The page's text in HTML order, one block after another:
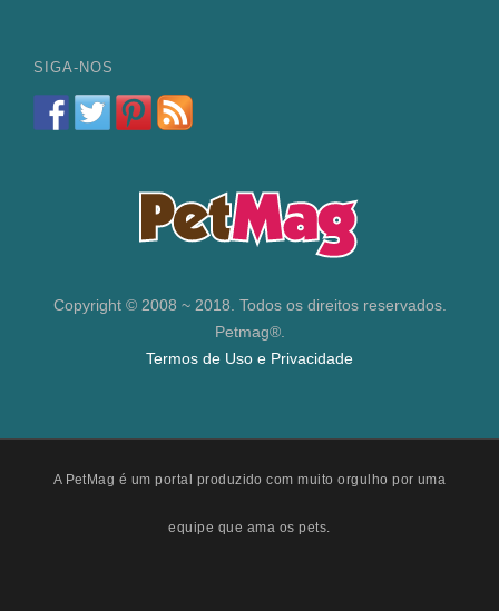
SIGA-NOS
Copyright © 2008 ~ 2018. Todos os direitos reservados.
Petmag®.
Termos de Uso e Privacidade
A PetMag é um portal produzido com muito orgulho por uma
equipe que ama os pets.